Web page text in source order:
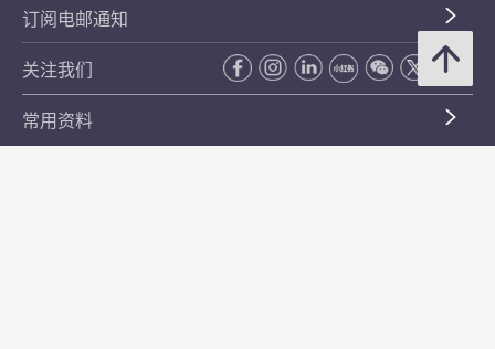
订阅电邮通知
关注我们
常用资料